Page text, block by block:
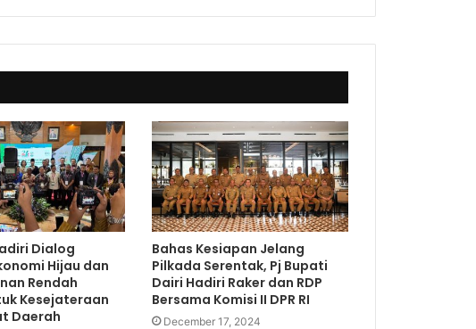
Dialog
Hijau dan
Rendah
Kesejateraan
Daerah
Bahas Kesiapan Jelang
Pilkada Serentak, Pj Bupati
Dairi Hadiri Raker dan RDP
Bersama Komisi II DPR RI
December 17, 2024